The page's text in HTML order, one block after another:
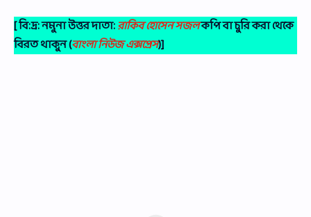
[ বি:দ্র: নমুনা উত্তর দাতা:রাকিব হোসেন সজলকপি বা চুরি করা থেকে
বিরত থাকুন (বাংলা নিউজ এক্সপ্রেস)]